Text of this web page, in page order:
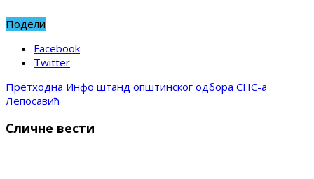
Подели
Facebook
Twitter
Претходна Инфо штанд општинског одбора СНС-а
Лепосавић
Сличне вести